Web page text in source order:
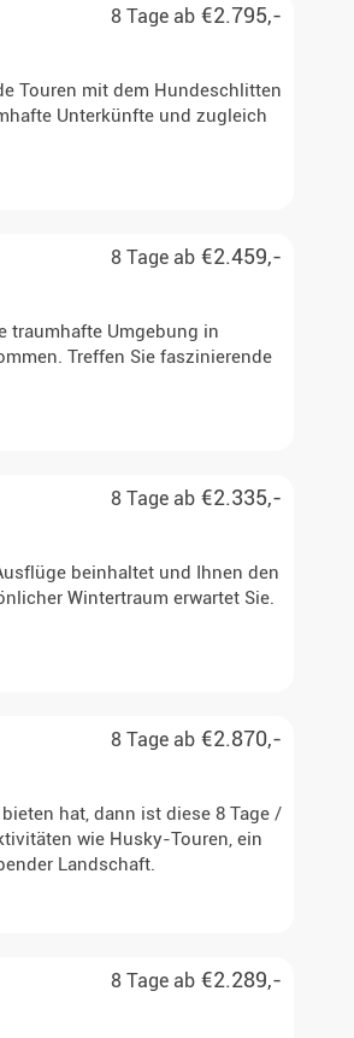
8 Tage ab €2.795,-
Touren mit dem Hundeschlitten
Unterkünfte und zugleich
8 Tage ab €2.459,-
traumhafte Umgebung in
Treffen Sie faszinierende
8 Tage ab €2.335,-
beinhaltet und Ihnen den
Wintertraum erwartet Sie.
8 Tage ab €2.870,-
hat, dann ist diese 8 Tage /
wie Husky-Touren, ein
Landschaft.
8 Tage ab €2.289,-